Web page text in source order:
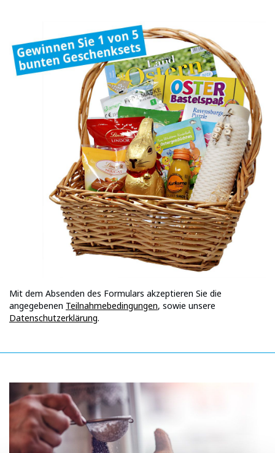
Mit dem Absenden des Formulars akzeptieren Sie die
angegebenen Teilnahmebedingungen, sowie unsere
Datenschutzerklärung.